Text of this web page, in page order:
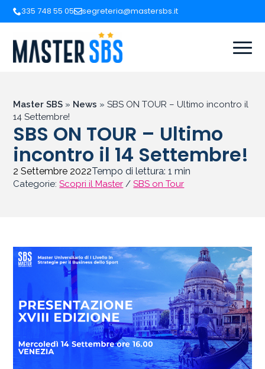
335 748 55 05 segreteria@mastersbs.it
Master SBS » News » SBS ON TOUR – Ultimo incontro il
14 Settembre!
SBS ON TOUR – Ultimo
incontro il 14 Settembre!
2 Settembre 2022Tempo di lettura:1 min
Categorie:Scopri il Master /SBS on Tour